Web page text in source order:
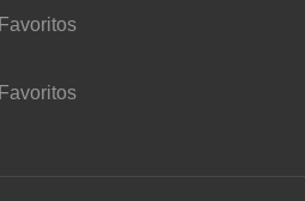
Favoritos
Favoritos